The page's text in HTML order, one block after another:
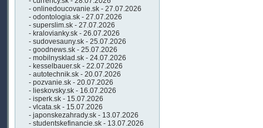
- onlinedoucovanie.sk - 27.07.2026
- odontologia.sk - 27.07.2026
- superslim.sk - 27.07.2026
- kralovianky.sk - 26.07.2026
- sudovesauny.sk - 25.07.2026
- goodnews.sk - 25.07.2026
- mobilnysklad.sk - 24.07.2026
- kesselbauer.sk - 22.07.2026
- autotechnik.sk - 20.07.2026
- pozvanie.sk - 20.07.2026
- lieskovsky.sk - 16.07.2026
- isperk.sk - 15.07.2026
- vlcata.sk - 15.07.2026
- japonskezahrady.sk - 13.07.2026
- studentskefinancie.sk - 13.07.2026